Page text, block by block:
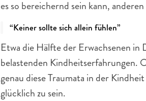
es so bereichernd sein kann,
“Keiner sollte sich allein fühlen”
Etwa die Hälfte der Erwachsenen
belastenden Kindheitserfahrungen.
genau diese Traumata in der
glücklich zu sein.